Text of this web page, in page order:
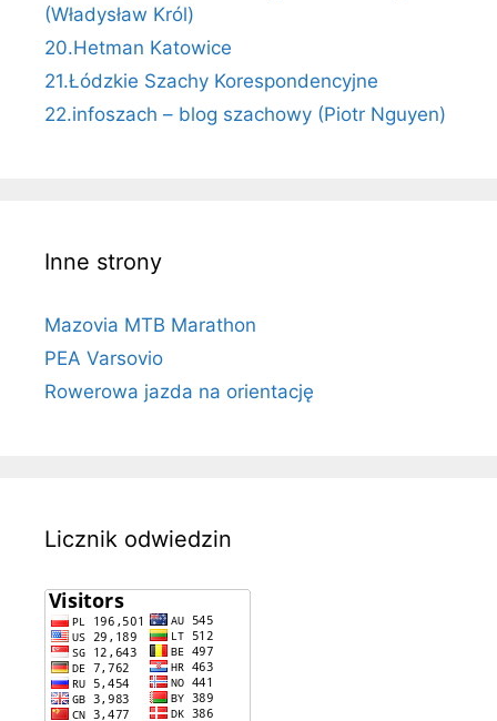
(Władysław Król)
20.Hetman Katowice
21.Łódzkie Szachy Korespondencyjne
22.infoszach – blog szachowy (Piotr Nguyen)
Inne strony
Mazovia MTB Marathon
PEA Varsovio
Rowerowa jazda na orientację
Licznik odwiedzin